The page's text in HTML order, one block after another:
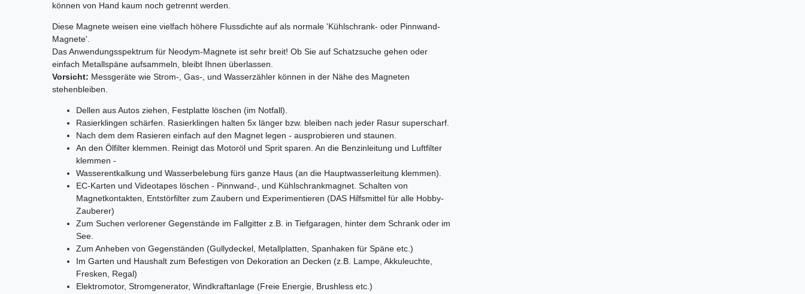
können von Hand kaum noch getrennt werden.
Diese Magnete weisen eine vielfach höhere Flussdichte auf als normale 'Kühlschrank- oder Pinnwand-
Magnete'.
Das Anwendungsspektrum für Neodym-Magnete ist sehr breit! Ob Sie auf Schatzsuche gehen oder
einfach Metallspäne aufsammeln, bleibt Ihnen überlassen.
Vorsicht: Messgeräte wie Strom-, Gas-, und Wasserzähler können in der Nähe des Magneten
stehenbleiben.
Dellen aus Autos ziehen, Festplatte löschen (im Notfall).
Rasierklingen schärfen. Rasierklingen halten 5x länger bzw. bleiben nach jeder Rasur superscharf.
Nach dem dem Rasieren einfach auf den Magnet legen - ausprobieren und staunen.
An den Ölfilter klemmen. Reinigt das Motoröl und Sprit sparen. An die Benzinleitung und Luftfilter
klemmen -
Wasserentkalkung und Wasserbelebung fürs ganze Haus (an die Hauptwasserleitung klemmen).
EC-Karten und Videotapes löschen - Pinnwand-, und Kühlschrankmagnet. Schalten von
Magnetkontakten, Entstörfilter zum Zaubern und Experimentieren (DAS Hilfsmittel für alle Hobby-
Zauberer)
Zum Suchen verlorener Gegenstände im Fallgitter z.B. in Tiefgaragen, hinter dem Schrank oder im
See.
Zum Anheben von Gegenständen (Gullydeckel, Metallplatten, Spanhaken für Späne etc.)
Im Garten und Haushalt zum Befestigen von Dekoration an Decken (z.B. Lampe, Akkuleuchte,
Fresken, Regal)
Elektromotor, Stromgenerator, Windkraftanlage (Freie Energie, Brushless etc.)